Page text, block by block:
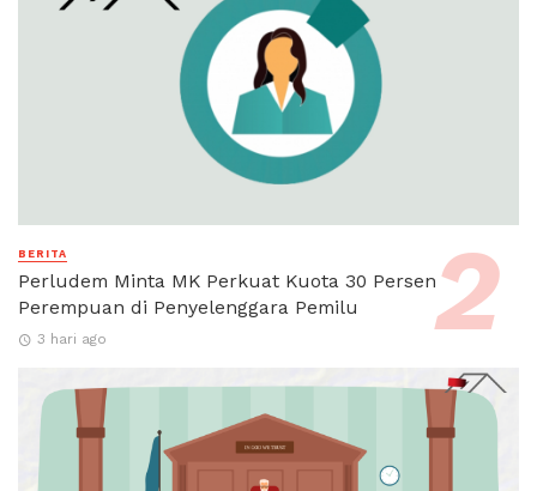
BERITA
Perludem Minta MK Perkuat Kuota 30 Persen
Perempuan di Penyelenggara Pemilu
3 hari ago